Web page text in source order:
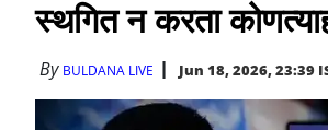
स्थगित न करता
By BULDANA LIVE Jun 18, 2026, 23:39